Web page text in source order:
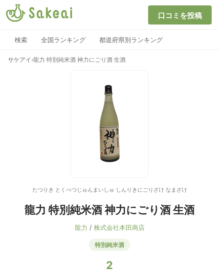
口コミを投稿
検索 全国ランキング 都道府県別ランキング
サケアイ ›龍力 特別純米酒 神力にごり酒 生酒
たつりき とくべつじゅんまいしゅ しんりきにごりざけ なまざけ
龍力 特別純米酒 神力にごり酒 生酒
龍力 / 株式会社本田商店
特別純米酒
2